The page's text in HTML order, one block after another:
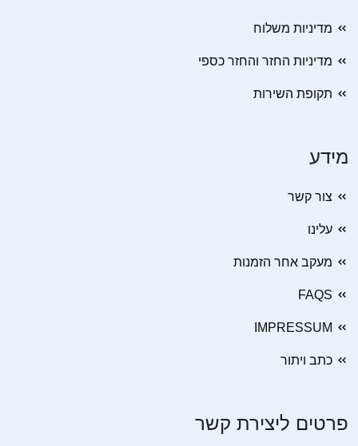
מדיניות משלוח
מדיניות החזר והחזר כספי
תקופת השירות
מידע
צור קשר
עלינו
מעקב אחר הזמנות
FAQS
IMPRESSUM
כתב ויתור
פרטים ליצירת קשר